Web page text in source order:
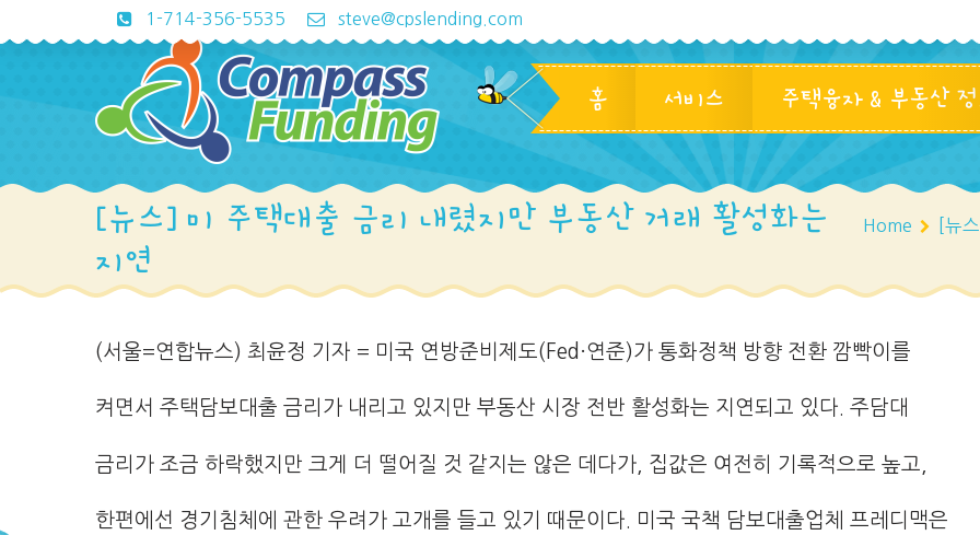
1-714-356-5535 steve@cpslending.com
홈 서비스 주택융자 & 부동산
[뉴스] 미 주택대출 금리 내렸지만 부동산 거래 활성화는
지연
Home [뉴
(서울=연합뉴스) 최윤정 기자 = 미국 연방준비제도(Fed·연준)가 통화정책 방향 전환 깜빡이를
켜면서 주택담보대출 금리가 내리고 있지만 부동산 시장 전반 활성화는 지연되고 있다. 주담대
금리가 조금 하락했지만 크게 더 떨어질 것 같지는 않은 데다가, 집값은 여전히 기록적으로 높고,
한편에선 경기침체에 관한 우려가 고개를 들고 있기 때문이다. 미국 국책 담보대출업체 프레디맥은